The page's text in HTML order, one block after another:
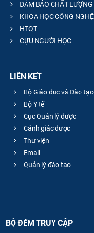
ĐẢM BẢO CHẤT LƯỢNG
KHOA HỌC CÔNG NGHỆ
HTQT
CỰU NGƯỜI HỌC
LIÊN KẾT
Bộ Giáo dục và Đào tạo
Bộ Y tế
Cục Quản lý dược
Cảnh giác dược
Thư viện
Email
Quản lý đào tạo
BỘ ĐẾM TRUY CẬP